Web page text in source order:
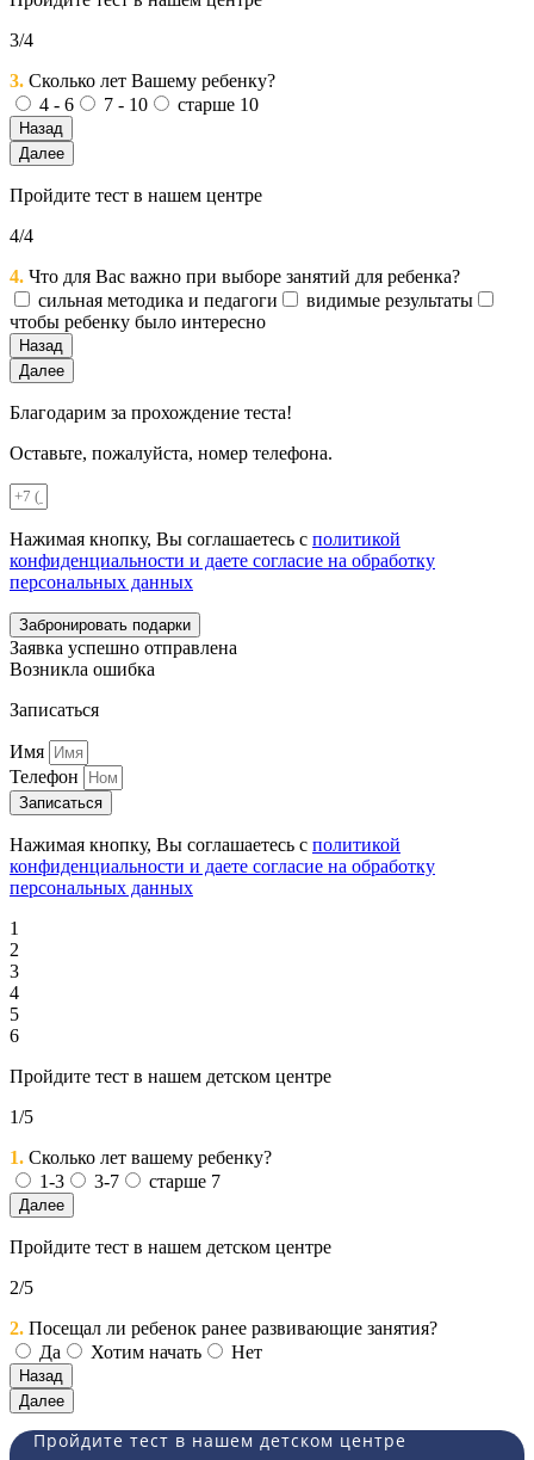
3/4
3. Сколько лет Вашему ребенку?
4 - 6
7 - 10 старше 10
Назад
Далее
Пройдите тест в нашем центре
4/4
4. Что для Вас важно при выборе занятий для ребенка?
сильная методика и педагоги
видимые результаты
чтобы ребенку было интересно
Назад
Далее
Благодарим за прохождение теста!
Оставьте, пожалуйста, номер телефона.
Нажимая кнопку, Вы соглашаетесь с политикой
конфиденциальности и даете согласие на обработку
персональных данных
Забронировать подарки
Заявка успешно отправлена
Возникла ошибка
Записаться
Имя
Телефон
Записаться
Нажимая кнопку, Вы соглашаетесь с политикой
конфиденциальности и даете согласие на обработку
персональных данных
1
2
3
4
5
6
Пройдите тест в нашем детском центре
1/5
1. Сколько лет вашему ребенку?
1-3
3-7 старше 7
Далее
Пройдите тест в нашем детском центре
2/5
2. Посещал ли ребенок ранее развивающие занятия?
Да
Хотим начать Нет
Назад
Далее
Пройдите тест в нашем детском центре